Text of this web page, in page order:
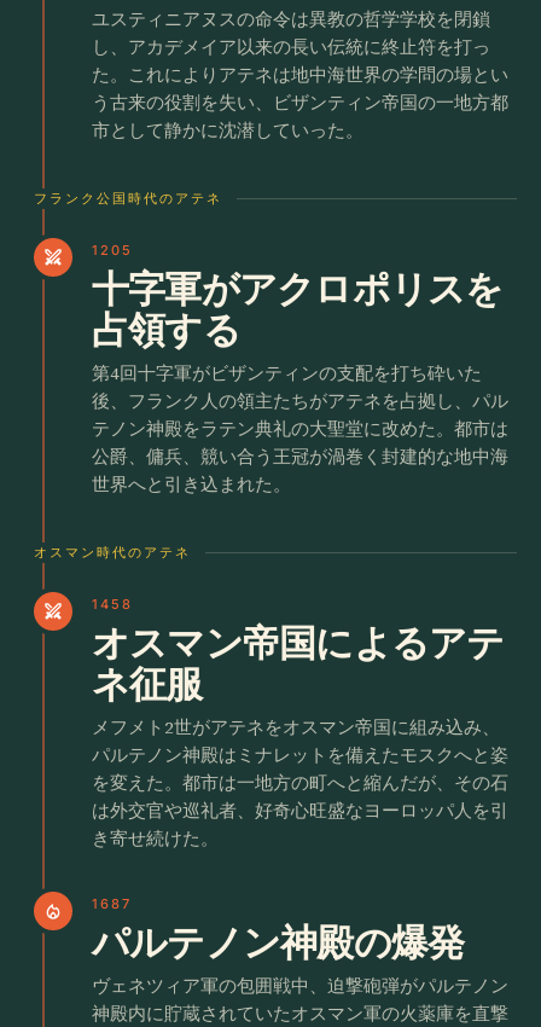
ユスティニアヌスの命令は異教の哲学学校を閉鎖
し、アカデメイア以来の長い伝統に終止符を打っ
た。これによりアテネは地中海世界の学問の場とい
う古来の役割を失い、ビザンティン帝国の一地方都
市として静かに沈潜していった。
フランク公国時代のアテネ
swords 1205
十字軍がアクロポリスを
占領する
第4回十字軍がビザンティンの支配を打ち砕いた
後、フランク人の領主たちがアテネを占拠し、パル
テノン神殿をラテン典礼の大聖堂に改めた。都市は
公爵、傭兵、競い合う王冠が渦巻く封建的な地中海
世界へと引き込まれた。
オスマン時代のアテネ
swords 1458
オスマン帝国によるアテ
ネ征服
メフメト2世がアテネをオスマン帝国に組み込み、
パルテノン神殿はミナレットを備えたモスクへと姿
を変えた。都市は一地方の町へと縮んだが、その石
は外交官や巡礼者、好奇心旺盛なヨーロッパ人を引
き寄せ続けた。
local_fire_department 1687
パルテノン神殿の爆発
ヴェネツィア軍の包囲戦中、迫撃砲弾がパルテノン
神殿内に貯蔵されていたオスマン軍の火薬庫を直撃